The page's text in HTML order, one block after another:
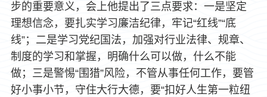
步的重要意义，会上他提出了三点要求：一是坚定
理想信念，要扎实学习廉洁纪律，牢记“红线”“底
线”；二是学习党纪国法，加强对行业法律、规章、
制度的学习和掌握，明确什么可以做，什么不能
做；三是警惕“围猎”风险，不管从事任何工作，要管
好小事小节，守住大行大德，要“扣好人生第一粒纽